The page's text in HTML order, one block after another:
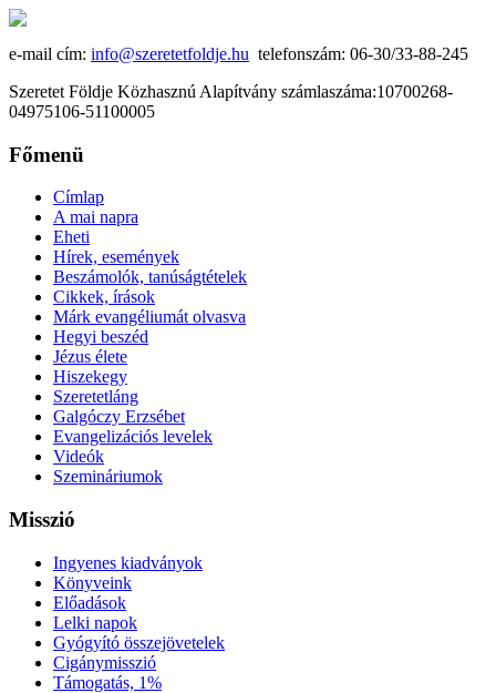
e-mail cím: info@szeretetfoldje.hu telefonszám: 06-30/33-88-245
Szeretet Földje Közhasznú Alapítvány számlaszáma:10700268-
04975106-51100005
Főmenü
Címlap
A mai napra
Eheti
Hírek, események
Beszámolók, tanúságtételek
Cikkek, írások
Márk evangéliumát olvasva
Hegyi beszéd
Jézus élete
Hiszekegy
Szeretetláng
Galgóczy Erzsébet
Evangelizációs levelek
Videók
Szemináriumok
Misszió
Ingyenes kiadványok
Könyveink
Előadások
Lelki napok
Gyógyító összejövetelek
Cigánymisszió
Támogatás, 1%